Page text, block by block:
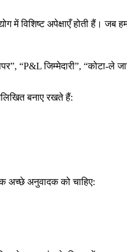
विशिष्ट अपेक्षाएँ होती हैं। जब
जिम्मेदारी”, “कोटा-ले
बनाए रखते हैं:
अच्छे अनुवादक को चाहिए: